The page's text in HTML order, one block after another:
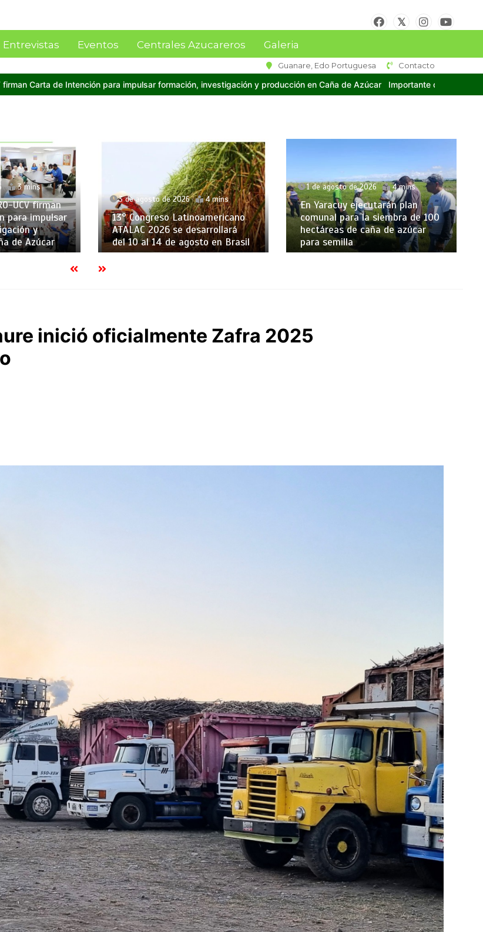
Entrevistas Eventos Centrales Azucareros Galeria
Guanare, Edo Portuguesa Contacto
investigación y producción en Caña de Azúcar Importante delegación de técnicos y cañicultores de Venezuela
3 mins
firman
impulsar
y
Azúcar
3 de agosto de 2026 4 mins
13° Congreso Latinoamericano
ATALAC 2026 se desarrollará
del 10 al 14 de agosto en Brasil
1 de agosto de 2026 4 mins
En Yaracuy ejecutarán plan
comunal para la siembra de 100
hectáreas de caña de azúcar
para semilla
inició oficialmente Zafra 2025